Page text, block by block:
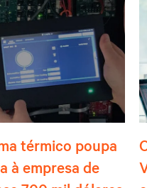
térmico poupa
à empresa de